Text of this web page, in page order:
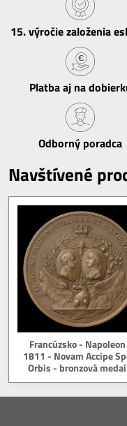
15​. výročie založenia
Platba aj na
Odborný poradca
Navštívené
Francúzsko -
1811 - Novam Accipe
Orbis - bronzová